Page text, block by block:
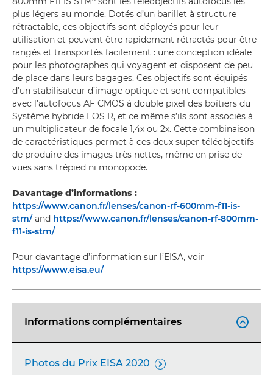
plus légers au monde. Dotés d’un barillet à structure
rétractable, ces objectifs sont déployés pour leur
utilisation et peuvent être rapidement rétractés pour être
rangés et transportés facilement : une conception idéale
pour les photographes qui voyagent et disposent de peu
de place dans leurs bagages. Ces objectifs sont équipés
d’un stabilisateur d’image optique et sont compatibles
avec l’autofocus AF CMOS à double pixel des boîtiers du
Système hybride EOS R, et ce même s’ils sont associés à
un multiplicateur de focale 1,4x ou 2x. Cette combinaison
de caractéristiques permet à ces deux super téléobjectifs
de produire des images très nettes, même en prise de
vues sans trépied ni monopode.
Davantage d’informations :
https://www.canon.fr/lenses/canon-rf-600mm-f11-is-
stm/and https://www.canon.fr/lenses/canon-rf-800mm-
f11-is-stm/
Pour davantage d’information sur l’EISA, voir
https://www.eisa.eu/
Informations complémentaires 
Photos du Prix EISA 2020 